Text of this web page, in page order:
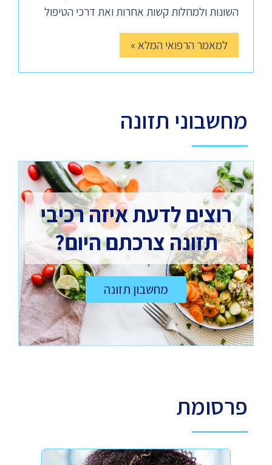
השונות ולמחלות קשות אחרות ואת דרכי הטיפול
למאמר הרפואי המלא »
מחשבוני תזונה
רוצים לדעת איזה רכיבי
תזונה צרכתם היום?
מחשבון תזונה
פרסומת